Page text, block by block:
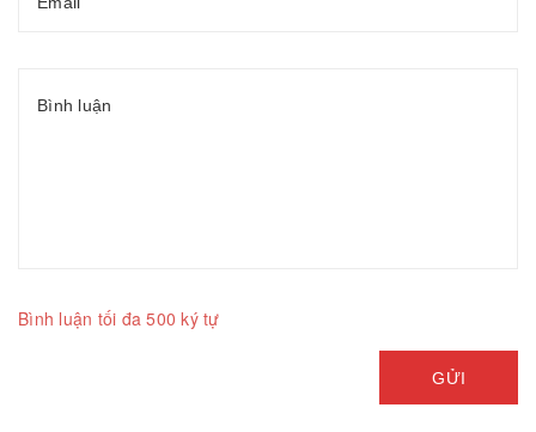
Bình luận tối đa 500 ký tự
GỬI